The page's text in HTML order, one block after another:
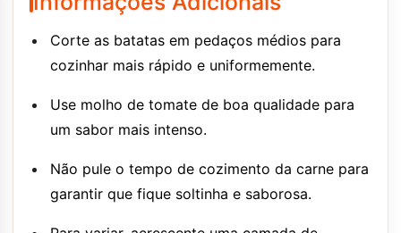
Corte as batatas em pedaços médios para
cozinhar mais rápido e uniformemente.
Use molho de tomate de boa qualidade para
um sabor mais intenso.
Não pule o tempo de cozimento da carne para
garantir que fique soltinha e saborosa.